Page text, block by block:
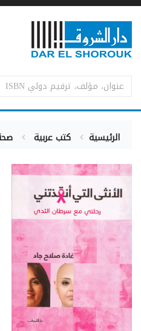
الرئيسية كتب عربية